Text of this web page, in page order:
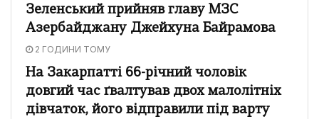
Зеленський прийняв главу МЗС
Азербайджану Джейхуна Байрамова
2 ГОДИНИ ТОМУ
На Закарпатті 66-річний чоловік
довгий час ґвалтував двох малолітніх
дівчаток, його відправили під варту